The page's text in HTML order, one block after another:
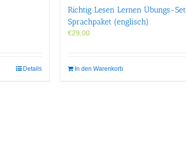
Details
Richtig Lesen Lernen Übungs-Set
Sprachpaket (englisch)
€29,00
In den Warenkorb